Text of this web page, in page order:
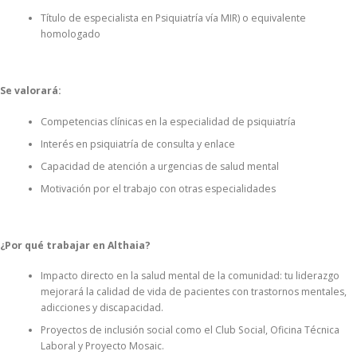
Título de especialista en Psiquiatría vía MIR) o equivalente
homologado
Se valorará:
Competencias clínicas en la especialidad de psiquiatría
Interés en psiquiatría de consulta y enlace
Capacidad de atención a urgencias de salud mental
Motivación por el trabajo con otras especialidades
¿Por qué trabajar en Althaia?
Impacto directo en la salud mental de la comunidad: tu liderazgo
mejorará la calidad de vida de pacientes con trastornos mentales,
adicciones y discapacidad.
Proyectos de inclusión social como el Club Social, Oficina Técnica
Laboral y Proyecto Mosaic.